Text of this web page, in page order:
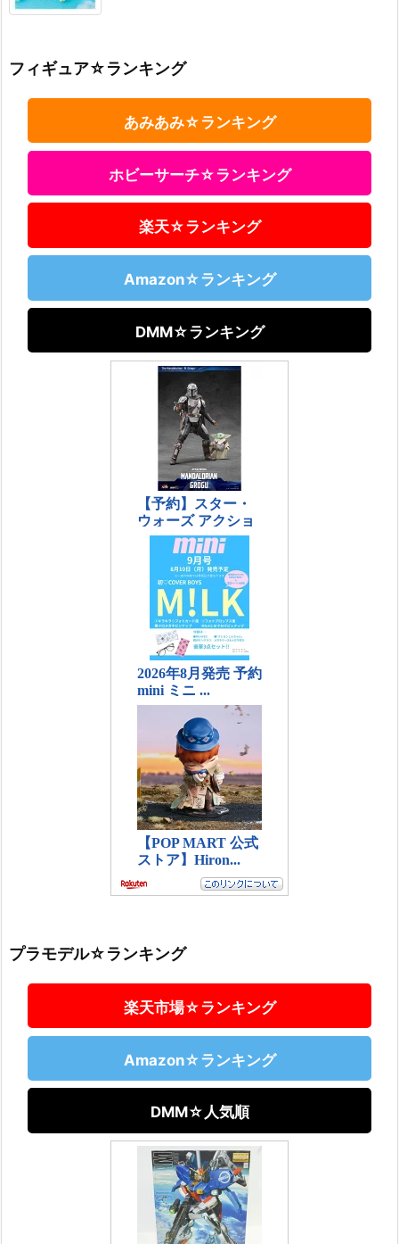
フィギュア☆ランキング
あみあみ☆ランキング
ホビーサーチ☆ランキング
楽天☆ランキング
Amazon☆ランキング
DMM☆ランキング
プラモデル☆ランキング
楽天市場☆ランキング
Amazon☆ランキング
DMM☆人気順